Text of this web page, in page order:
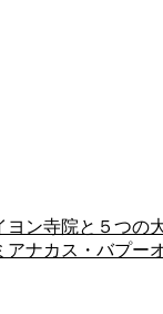
ヨン寺院と５つの
アナカス・バプ